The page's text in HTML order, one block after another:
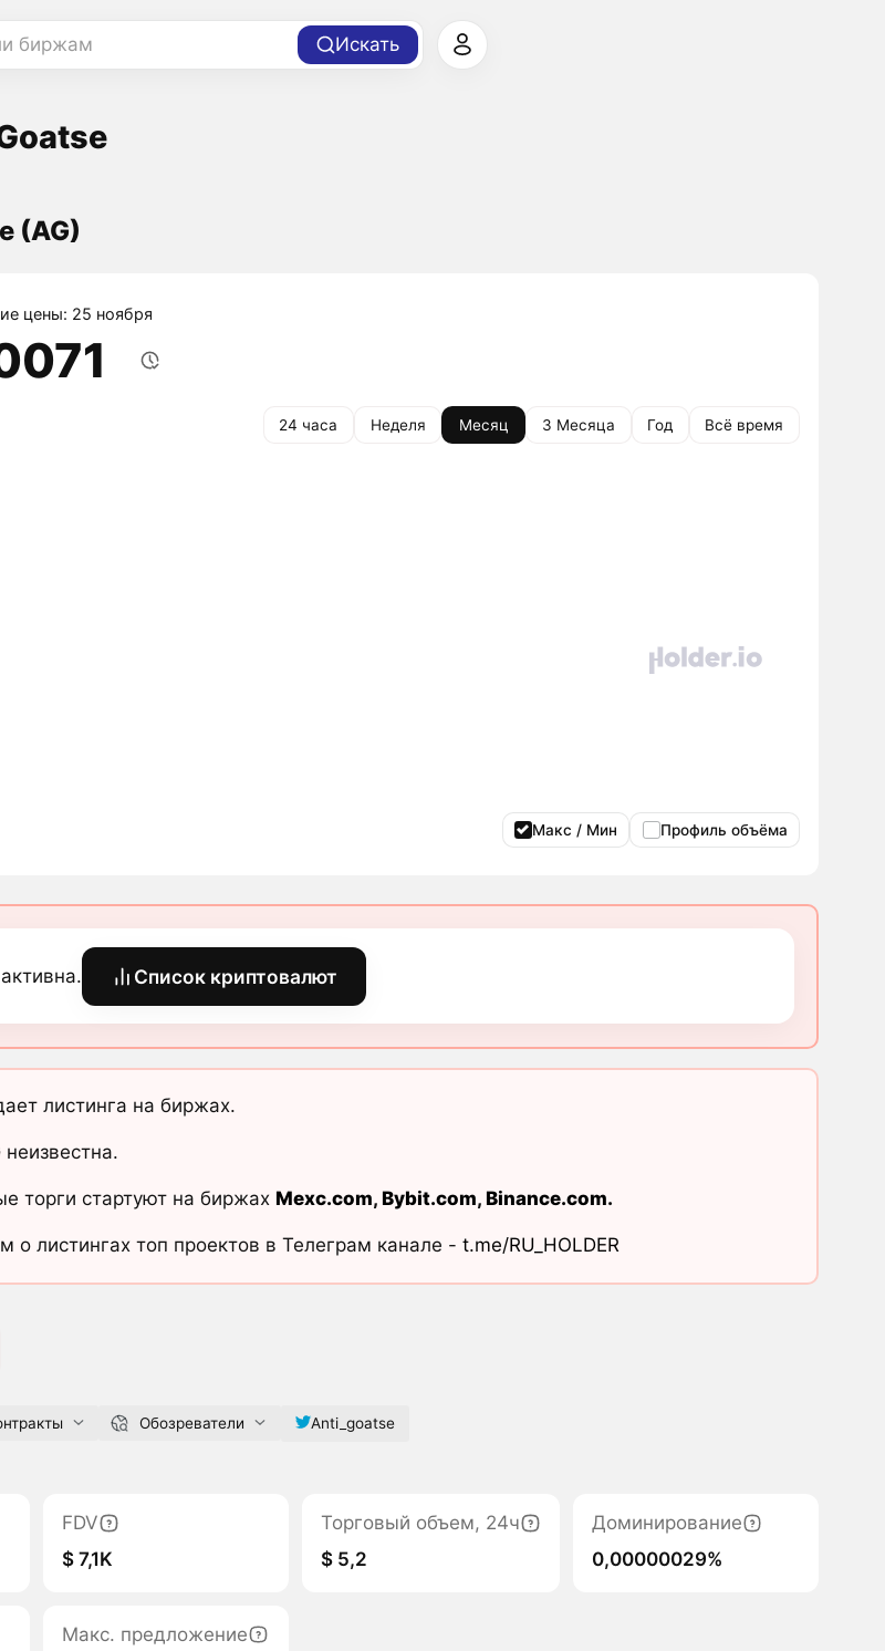
биржам Искать
(AG)
цены: 25 ноября
24 часа Неделя Месяц 3 Месяца Год Всё время
Макс / Мин Профиль объёма
Список криптовалют
листинга на биржах.
неизвестна.
торги стартуют на биржах Mexc.com, Bybit.com, Binance.com.
о листингах топ проектов в Телеграм канале - t.me/RU_HOLDER
Обозреватели Anti_goatse
FDV
$ 7,1K
Торговый объем, 24ч
$ 5,2
Доминирование
0,00000029%
Макс. предложение